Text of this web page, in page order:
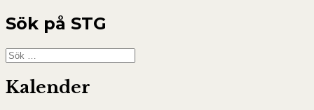
Sök på STG
Sök
efter:
Kalender